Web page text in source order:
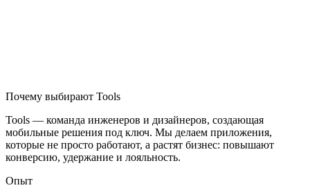
Почему выбирают Tools
Tools — команда инженеров и дизайнеров, создающая
мобильные решения под ключ. Мы делаем приложения,
которые не просто работают, а растят бизнес: повышают
конверсию, удержание и лояльность.
Опыт